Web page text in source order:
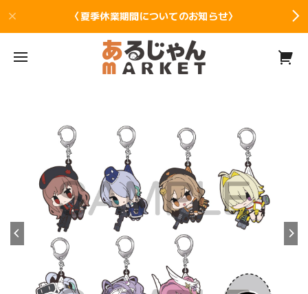
〈夏季休業期間についてのお知らせ〉